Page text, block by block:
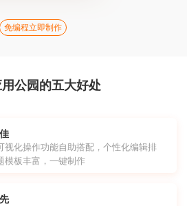
免编程立即制作
公园的五大好处
视化操作功能自助搭配，个性化编辑排
模板丰富，一键制作